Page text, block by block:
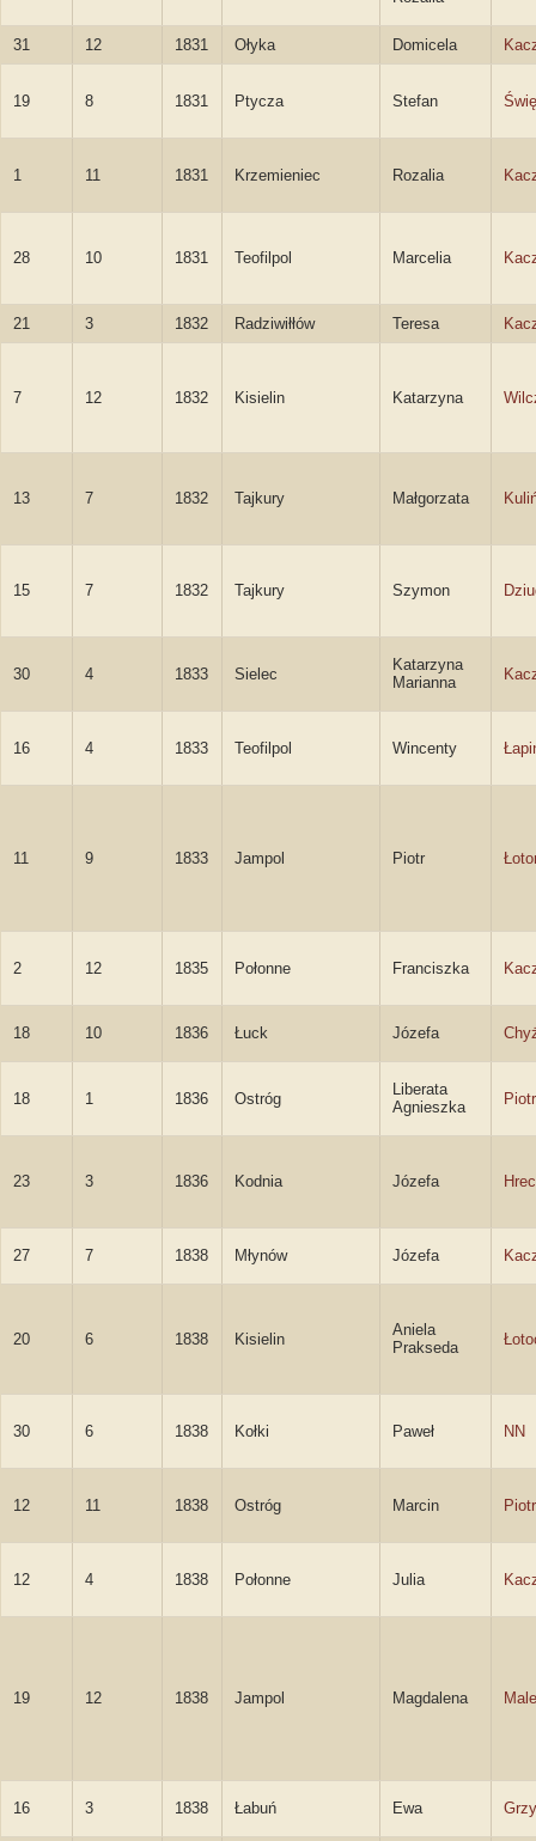
31 12 1831 Ołyka Domicela
19 8 1831 Ptycza Stefan
1 11 1831 Krzemieniec Rozalia
28 10 1831 Teofilpol Marcelia
21 3 1832 Radziwiłłów Teresa
7 12 1832 Kisielin Katarzyna
13 7 1832 Tajkury Małgorzata
15 7 1832 Tajkury Szymon
30 4 1833 Sielec
Katarzyna
Marianna
16 4 1833 Teofilpol Wincenty
11 9 1833 Jampol Piotr
2 12 1835 Połonne Franciszka
18 10 1836 Łuck Józefa
18 1 1836 Ostróg
Liberata
Agnieszka
23 3 1836 Kodnia Józefa
27 7 1838 Młynów Józefa
20 6 1838 Kisielin
Aniela
Prakseda
30 6 1838 Kołki Paweł NN
12 11 1838 Ostróg Marcin
12 4 1838 Połonne Julia
19 12 1838 Jampol Magdalena
16 3 1838 Łabuń Ewa